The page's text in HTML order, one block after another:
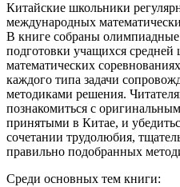
Китайские школьники
международных
В книге собраны олимпиадные
подготовки учащихся
математических
каждого типа задачи
методиками решения.
познакомиться с
принятыми в Китае, и
сочетании трудолюбия,
правильно подобранных
Среди основных тем книги: